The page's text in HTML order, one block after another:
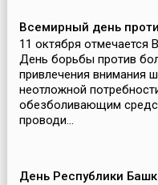
1999 года и ежегодно
воскресенье октября.В
только работников
Всемирный день
11 октября отмечается
День борьбы против
привлечения внимания
неотложной
обезболивающим
проводи...
День Республики